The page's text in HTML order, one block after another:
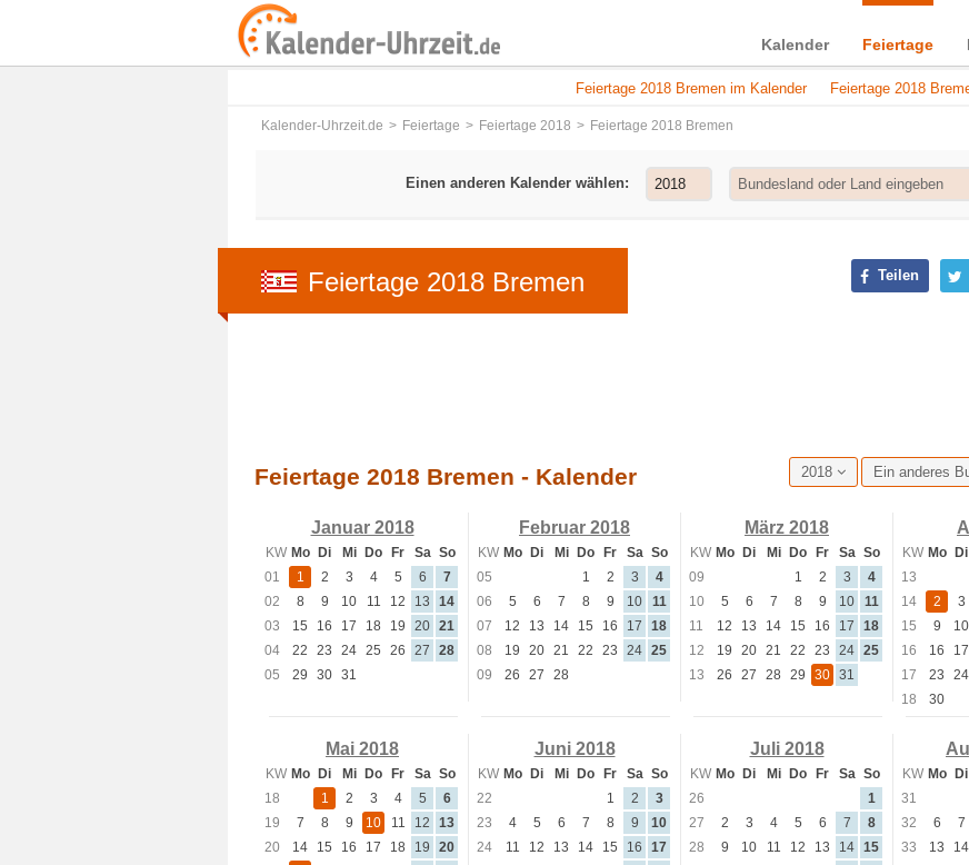
Kalender Feiertage
Feiertage 2018 Bremen im Kalender Feiertage 2018
Kalender-Uhrzeit.de Feiertage Feiertage 2018 Feiertage 2018 Bremen
Einen anderen Kalender wählen:
Teilen
Feiertage 2018 Bremen
Feiertage 2018 Bremen - Kalender 2018 Ein anderes
Januar 2018
KW Mo Di Mi Do Fr Sa So
01
1 2 3 4 5 6
7
02
8 9 10 11 12 13
14
03
15 16 17 18 19 20 21
04
22 23 24 25 26 27
28
05
29 30 31
Februar 2018
KW Mo Di Mi Do Fr Sa So
05
1 2 3
4
06
5 6 7 8 9 10
11
07
12 13 14 15 16 17
18
08
19 20 21 22 23 24 25
09
26 27 28
März 2018
KW Mo Di Mi Do Fr Sa So
09
1 2 3
4
10
5 6 7 8 9 10
11
11
12 13 14 15 16 17
18
12
19 20 21 22 23 24 25
13
26 27 28 29 30 31
KW Mo Di
13
14
2 3
15
9 10
16
16 17
17
23 24
18
30
Mai 2018
KW Mo Di Mi Do Fr Sa So
18
1 2 3 4 5
6
19
7 8 9 10 11 12
13
20
14 15 16 17 18 19
20
Juni 2018
KW Mo Di Mi Do Fr Sa So
22
1 2
3
23
4 5 6 7 8 9
10
24
11 12 13 14 15 16
17
Juli 2018
KW Mo Di Mi Do Fr Sa So
26
1
27
2 3 4 5 6 7
8
28
9 10 11 12 13 14 15
KW Mo Di
31
32
6 7
33
13 14